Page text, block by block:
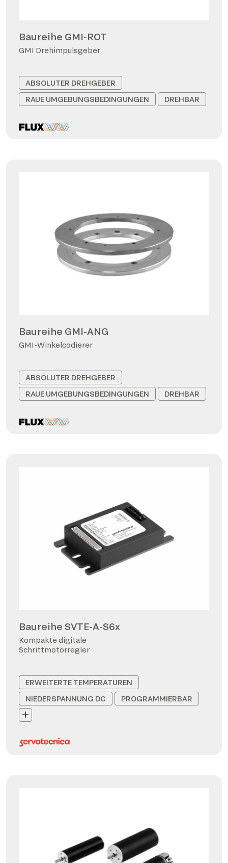
Baureihe GMI-ROT
GMI Drehimpulsgeber
ABSOLUTER DREHGEBER
RAUE UMGEBUNGSBEDINGUNGEN
DREHBAR
Baureihe GMI-ANG
GMI-Winkelcodierer
ABSOLUTER DREHGEBER
RAUE UMGEBUNGSBEDINGUNGEN
DREHBAR
Baureihe SVTE-A-S6x
Kompakte digitale
Schrittmotorregler
ERWEITERTE TEMPERATUREN
NIEDERSPANNUNG DC
PROGRAMMIERBAR